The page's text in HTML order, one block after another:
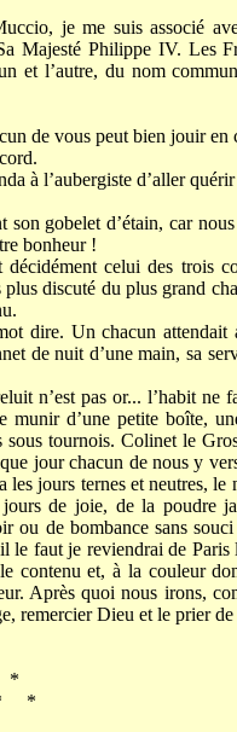
je me suis associé
Majesté Philippe IV. Les
et l’autre, du nom
de vous peut bien jouir en
à l’aubergiste d’aller
gobelet d’étain, car
bonheur !
celui des trois
discuté du plus grand
dire. Un chacun attendait
de nuit d’une main, sa
n’est pas or... l’habit ne
d’une petite boîte,
tournois. Colinet le
jour chacun de nous y
jours ternes et neutres,
de joie, de la poudre
ou de bombance sans
le faut je reviendrai de
contenu et, à la couleur
Après quoi nous irons,
remercier Dieu et le prier
*
*